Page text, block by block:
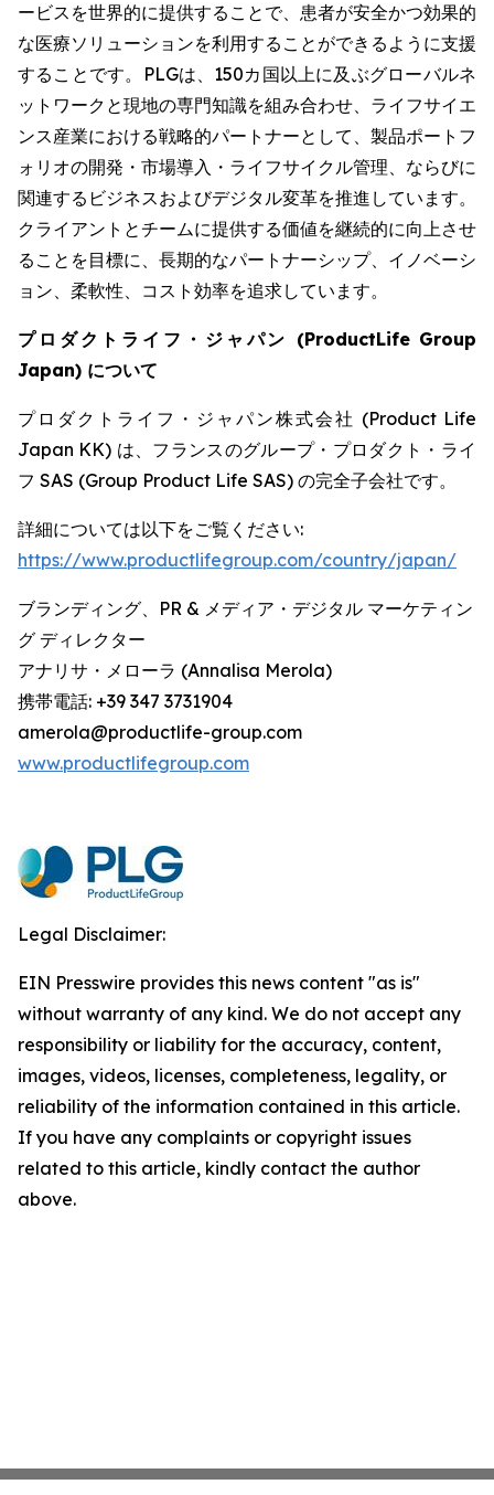
ービスを世界的に提供することで、患者が安全かつ効果的
な医療ソリューションを利用することができるように支援
することです。PLGは、150カ国以上に及ぶグローバルネ
ットワークと現地の専門知識を組み合わせ、ライフサイエ
ンス産業における戦略的パートナーとして、製品ポートフ
ォリオの開発・市場導入・ライフサイクル管理、ならびに
関連するビジネスおよびデジタル変革を推進しています。
クライアントとチームに提供する価値を継続的に向上させ
ることを目標に、長期的なパートナーシップ、イノベーシ
ョン、柔軟性、コスト効率を追求しています。
プロダクトライフ・ジャパン (ProductLife Group
Japan) について
プロダクトライフ・ジャパン株式会社 (Product Life
Japan KK) は、フランスのグループ・プロダクト・ライ
フ SAS (Group Product Life SAS) の完全子会社です。
詳細については以下をご覧ください:
https://www.productlifegroup.com/country/japan/
ブランディング、PR & メディア・デジタル マーケティン
グ ディレクター
アナリサ・メローラ (Annalisa Merola)
携帯電話: +39 347 3731904
amerola@productlife-group.com
www.productlifegroup.com
Legal Disclaimer:
EIN Presswire provides this news content "as is"
without warranty of any kind. We do not accept any
responsibility or liability for the accuracy, content,
images, videos, licenses, completeness, legality, or
reliability of the information contained in this article.
If you have any complaints or copyright issues
related to this article, kindly contact the author
above.